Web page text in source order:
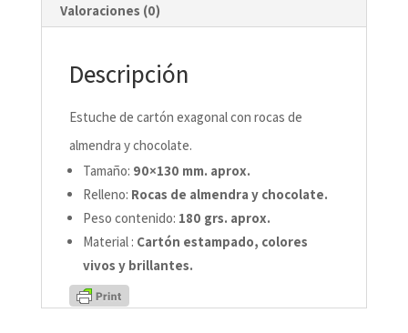
Valoraciones (0)
Descripción
Estuche de cartón exagonal con rocas de
almendra y chocolate.
Tamaño: 90×130 mm. aprox.
Relleno: Rocas de almendra y chocolate.
Peso contenido: 180 grs. aprox.
Material : Cartón estampado, colores
vivos y brillantes.